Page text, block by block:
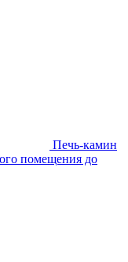
Печь-камин
помещения до